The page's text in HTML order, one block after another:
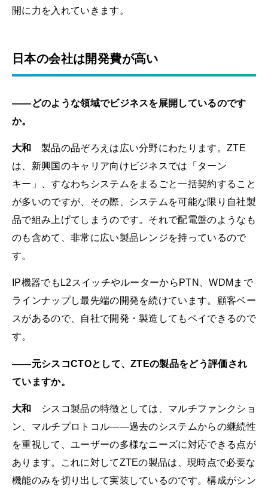
開に力を入れていきます。
日本の会社は開発費が高い
――どのような領域でビジネスを展開しているのです
か。
大和
製品の品ぞろえは広い分野にわたります。ZTE
は、新興国のキャリア向けビジネスでは「ターン
キー」、すなわちシステムをまるごと一括契約すること
が多いのですが、その際、システムを可能な限り自社製
品で組み上げてしまうのです。それで配電盤のようなも
のも含めて、非常に広い製品レンジを持っているので
す。
IP機器でもL2スイッチやルーターからPTN、WDMまで
ラインナップし最先端の開発を続けています。顧客ベー
スがあるので、自社で開発・製造してもペイできるので
す。
――元シスコCTOとして、ZTEの製品をどう評価され
ていますか。
大和
シスコ製品の特徴としては、マルチファンクショ
ン、マルチプロトコル――過去のシステムからの継続性
を重視して、ユーザーの多様なニーズに対応できる点が
あります。これに対してZTEの製品は、現時点で必要な
機能のみを切り出して実装しているのです。構成がシン